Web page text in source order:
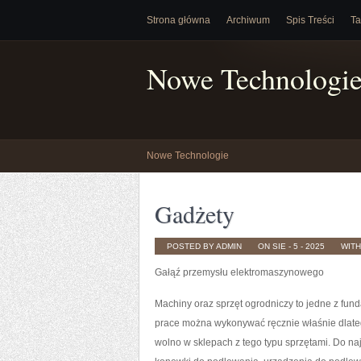
Strona główna Archiwum Spis Treści
Nowe
Nowe Technologie
Gadżety
POSTED BY ADMIN ON SIE - 5 - 2025 WITH
Gałąź przemysłu elektromaszynowego
Machiny oraz sprzęt ogrodniczy to jedne z
prace można wykonywać ręcznie właśnie
wolno w sklepach z tego typu sprzętami. Do